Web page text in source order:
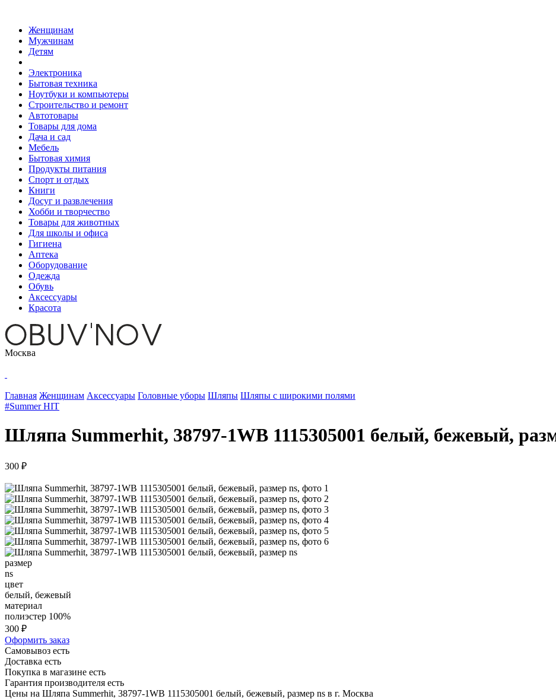
Женщинам
Мужчинам
Детям
Электроника
Бытовая техника
Ноутбуки и компьютеры
Строительство и ремонт
Автотовары
Товары для дома
Дача и сад
Мебель
Бытовая химия
Продукты питания
Спорт и отдых
Книги
Досуг и развлечения
Хобби и творчество
Товары для животных
Для школы и офиса
Гигиена
Аптека
Оборудование
Одежда
Обувь
Аксессуары
Красота
Москва
Главная Женщинам Аксессуары Головные уборы Шляпы Шляпы с широкими полями
#Summer HIT
Шляпа Summerhit, 38797-1WB 1115305001 белый, бежевый,
300 ₽
размер
ns
цвет
белый, бежевый
материал
полиэстер 100%
300 ₽
Оформить заказ
Самовывоз есть
Доставка есть
Покупка в магазине есть
Гарантия производителя есть
Цены на Шляпа Summerhit, 38797-1WB 1115305001 белый, бежевый, размер ns в г. Москва